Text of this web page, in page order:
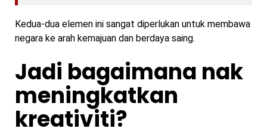
Kedua-dua elemen ini sangat diperlukan untuk membawa
negara ke arah kemajuan dan berdaya saing.
Jadi bagaimana nak
meningkatkan
kreativiti?